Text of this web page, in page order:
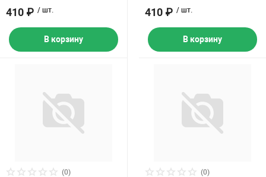
410 ₽ / шт.
В корзину
410 ₽ / шт.
В корзину
(0) (0)